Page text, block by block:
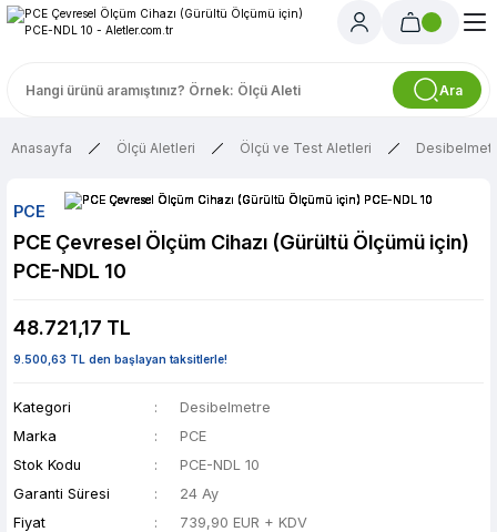
Ara
Anasayfa Ölçü Aletleri Ölçü ve Test Aletleri
PCE
PCE Çevresel Ölçüm Cihazı (Gürültü Ölçümü için)
PCE-NDL 10
48.721,17 TL
9.500,63 TL den başlayan taksitlerle!
Kategori
Desibelmetre
Marka
PCE
Stok Kodu
PCE-NDL 10
Garanti Süresi
24 Ay
Fiyat
739,90 EUR + KDV